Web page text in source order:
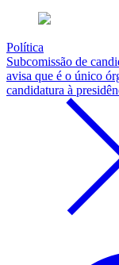
Política
Subcomissão de
avisa que é o único
candidatura à